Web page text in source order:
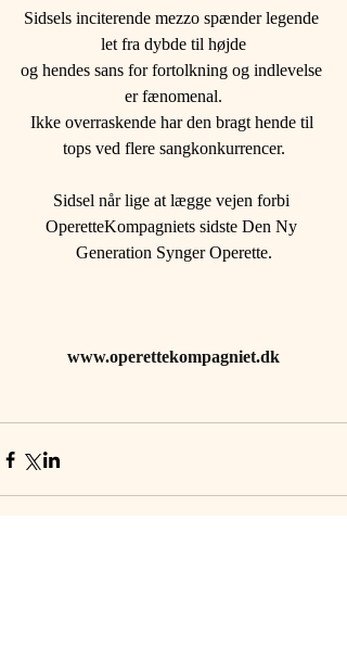
Sidsels inciterende mezzo spænder legende
let fra dybde til højde
og hendes sans for fortolkning og indlevelse
er fænomenal.
Ikke overraskende har den bragt hende til
tops ved flere sangkonkurrencer.
Sidsel når lige at lægge vejen forbi
OperetteKompagniets sidste Den Ny
Generation Synger Operette.
www.operettekompagniet.dk